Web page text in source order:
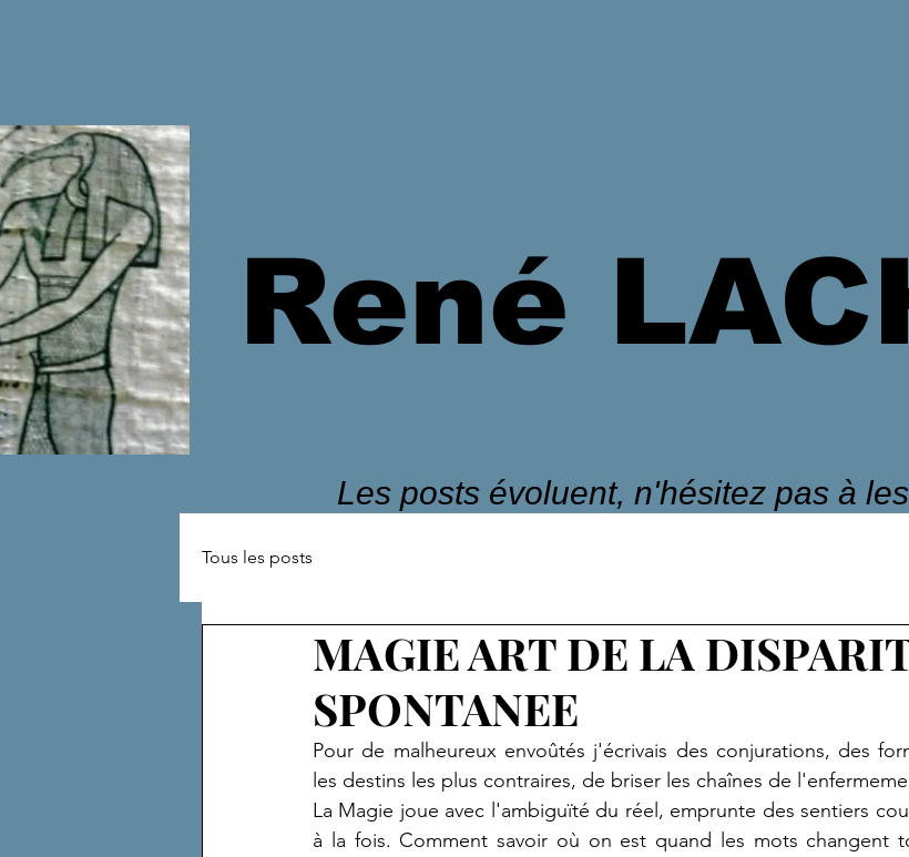
René
Les posts évoluent, n'hésitez pas à
Tous les posts
MAGIE ART DE LA
SPONTANEE
Pour de malheureux envoûtés j'écrivais des conjurations, des
les destins les plus contraires, de briser les chaînes de
La Magie joue avec l'ambiguïté du réel, emprunte des sentiers
à la fois. Comment savoir où on est quand les mots changent